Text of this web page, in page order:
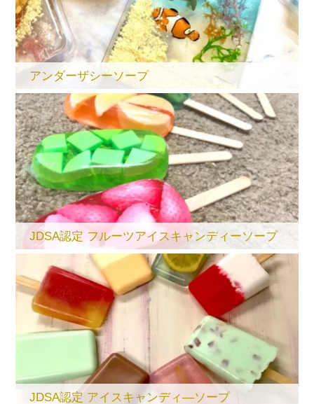
アンダーザシーソープ
JDSA認定 フルーツアイスキャンディーソープ
JDSA認定 アイスキャンディ―ソープ